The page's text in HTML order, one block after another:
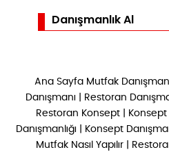
Danışmanlık Al
Ana Sayfa Mutfak
Danışmanı
Restoran
Restoran Konsept| Konsept
Danışmanlığı
Konsept
Mutfak Nasıl Yapılır|